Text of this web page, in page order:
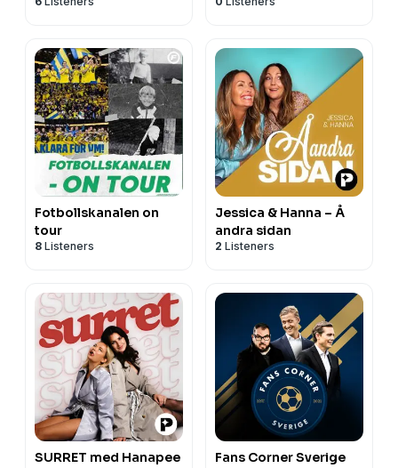
Fotbollskanalen on
tour
8 Listeners
Jessica & Hanna – Å
andra sidan
2 Listeners
SURRET med Hanapee
Fans Corner Sverige